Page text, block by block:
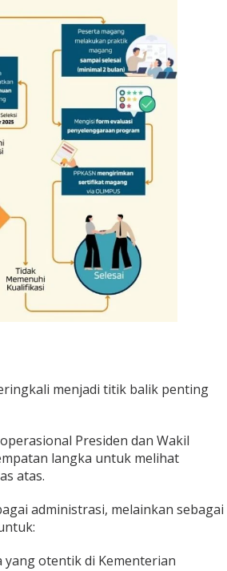
menjadi titik balik penting
Presiden dan Wakil
langka untuk melihat
atas.
administrasi, melainkan sebagai
otentik di Kementerian